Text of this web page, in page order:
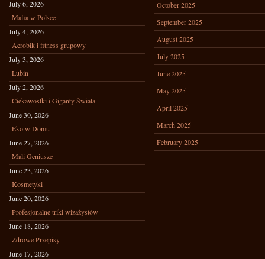
July 6, 2026
Mafia w Polsce
July 4, 2026
Aerobik i fitness grupowy
July 3, 2026
Lubin
July 2, 2026
Ciekawostki i Giganty Świata
June 30, 2026
Eko w Domu
June 27, 2026
Mali Geniusze
June 23, 2026
Kosmetyki
June 20, 2026
Profesjonalne triki wizażystów
June 18, 2026
Zdrowe Przepisy
June 17, 2026
October 2025
September 2025
August 2025
July 2025
June 2025
May 2025
April 2025
March 2025
February 2025